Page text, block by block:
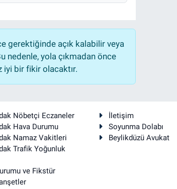
gerektiğinde açık kalabilir veya
nedenle, yola çıkmadan önce
iyi bir fikir olacaktır.
Nöbetçi Eczaneler
Hava Durumu
Namaz Vakitleri
Trafik Yoğunluk
ve Fikstür
İletişim
Soyunma Dolabı
Beylikdüzü Avukat